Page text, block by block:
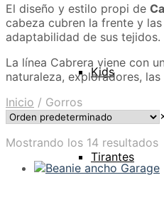
Kids
Tirantes
El diseño y estilo propi de
cabeza cubren la frente y
adaptabilidad de sus tejidos.
La línea Cabrera viene con
naturaleza, exploradores,
Inicio / Gorros
Mostrando los 14 resultados